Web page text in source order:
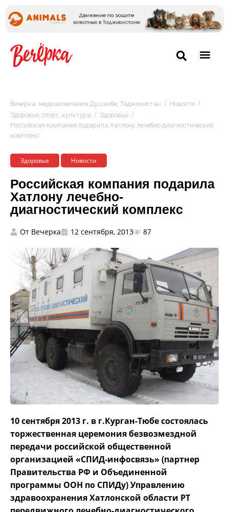
Вечёрка: медиакомпания Душанбе, Таджикистан / Новости /
Здоровье, спорт, культура / Здоровье /
Российская компания подарила Хатлону лечебно-диагностический
комплекс
Здоровье Новости
Российская компания подарила
Хатлону лечебно-
диагностический комплекс
От Вечерка 12 сентября, 2013 87
10 сентября 2013 г. в г.Курган-Тюбе состоялась
торжественная церемония безвозмездной
передачи российской общественной
организацией «СПИД-инфосвязь» (партнер
Правительства РФ и Объединенной
программы ООН по СПИДу) Управлению
здравоохранения Хатлонской области РТ